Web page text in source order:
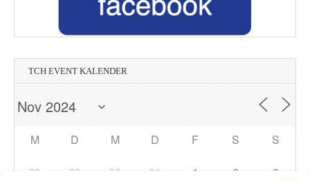
TCH EVENT KALENDER
M D M D F S S
28 29 30 31 1 2 3